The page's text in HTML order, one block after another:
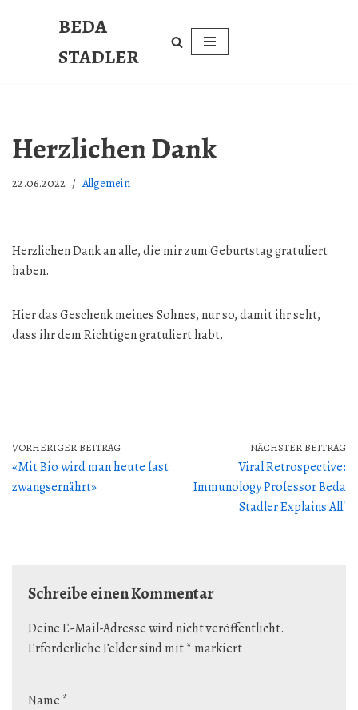
BEDA
STADLER
Herzlichen Dank
22.06.2022 Allgemein
Herzlichen Dank an alle, die mir zum Geburtstag gratuliert
haben.
Hier das Geschenk meines Sohnes, nur so, damit ihr seht,
dass ihr dem Richtigen gratuliert habt.
VORHERIGER BEITRAG
«Mit Bio wird man heute fast
zwangsernährt»
NÄCHSTER BEITRAG
Viral Retrospective:
Immunology Professor Beda
Stadler Explains All!
Schreibe einen Kommentar
Deine E-Mail-Adresse wird nicht veröffentlicht.
Erforderliche Felder sind mit* markiert
Name *